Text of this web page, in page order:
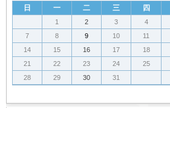
日 一 二 三 四
1 2 3 4
7
8 9 10 11
14
15 16 17 18
21
22 23 24 25
28
29 30 31